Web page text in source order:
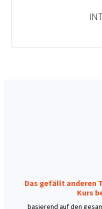
Das gefällt anderen
Kurs
basierend auf den